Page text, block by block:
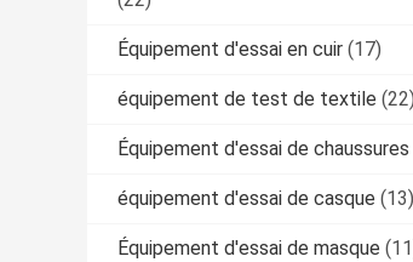
Équipement d'essai en cuir (17)
équipement de test de textile (22)
Équipement d'essai de chaussures
équipement d'essai de casque (13)
Équipement d'essai de masque